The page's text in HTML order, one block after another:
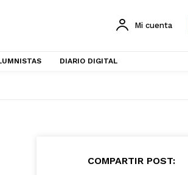
Mi cuenta
DIARIO DIGITAL
COMPARTIR POST: